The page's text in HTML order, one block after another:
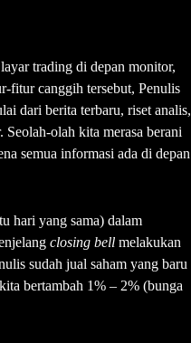
trading di depan monitor,
fitur canggih tersebut, Penulis
dari berita terbaru, riset analis,
olah kita merasa berani
semua informasi ada di depan
hari yang sama) dalam
closing bell melakukan
sudah jual saham yang baru
bertambah 1% – 2% (bunga